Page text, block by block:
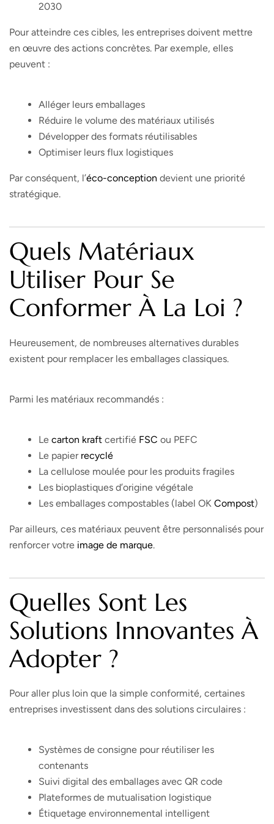
2030
Pour atteindre ces cibles, les entreprises doivent mettre
en œuvre des actions concrètes. Par exemple, elles
peuvent :
Alléger leurs emballages
Réduire le volume des matériaux utilisés
Développer des formats réutilisables
Optimiser leurs flux logistiques
Par conséquent, l’éco-conception devient une priorité
stratégique.
Quels Matériaux
Utiliser Pour Se
Conformer À La Loi ?
Heureusement, de nombreuses alternatives durables
existent pour remplacer les emballages classiques.
Parmi les matériaux recommandés :
Le carton kraft certifié FSC ou PEFC
Le papier recyclé
La cellulose moulée pour les produits fragiles
Les bioplastiques d’origine végétale
Les emballages compostables (label OK Compost)
Par ailleurs, ces matériaux peuvent être personnalisés pour
renforcer votre image de marque.
Quelles Sont Les
Solutions Innovantes À
Adopter ?
Pour aller plus loin que la simple conformité, certaines
entreprises investissent dans des solutions circulaires :
Systèmes de consigne pour réutiliser les
contenants
Suivi digital des emballages avec QR code
Plateformes de mutualisation logistique
Étiquetage environnemental intelligent